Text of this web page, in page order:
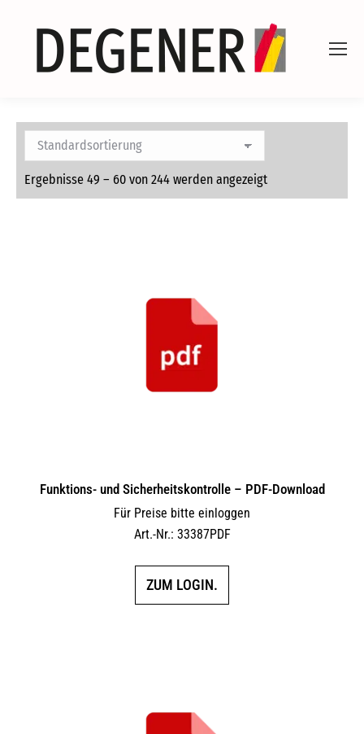
Ergebnisse 49 – 60 von 244 werden angezeigt
Funktions- und Sicherheitskontrolle – PDF-Download
Für Preise bitte einloggen
Art.-Nr.: 33387PDF
ZUM LOGIN.